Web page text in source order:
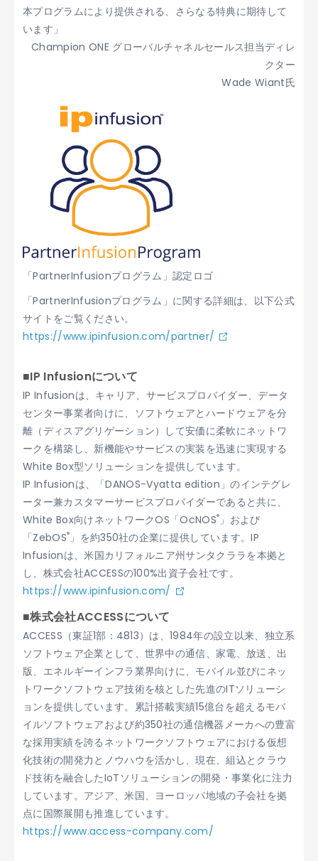
本プログラムにより提供される、さらなる特典に期待して
います」
Champion ONE グローバルチャネルセールス担当ディレ
クター
Wade Wiant氏
「PartnerInfusionプログラム」認定ロゴ
「PartnerInfusionプログラム」に関する詳細は、以下公式
サイトをご覧ください。
https://www.ipinfusion.com/partner/
■IP Infusionについて
IP Infusionは、キャリア、サービスプロバイダー、データ
センター事業者向けに、ソフトウェアとハードウェアを分
離（ディスアグリゲーション）して安価に柔軟にネットワ
ークを構築し、新機能やサービスの実装を迅速に実現する
White Box型ソリューションを提供しています。
IP Infusionは、「DANOS-Vyatta edition」のインテグレ
ーター兼カスタマーサービスプロバイダーであると共に、
White Box向けネットワークOS「OcNOS®」および
「ZebOS®」を約350社の企業に提供しています。IP
Infusionは、米国カリフォルニア州サンタクララを本拠と
し、株式会社ACCESSの100%出資子会社です。
https://www.ipinfusion.com/
■株式会社ACCESSについて
ACCESS（東証1部：4813）は、1984年の設立以来、独立系
ソフトウェア企業として、世界中の通信、家電、放送、出
版、エネルギーインフラ業界向けに、モバイル並びにネッ
トワークソフトウェア技術を核とした先進のITソリューシ
ョンを提供しています。累計搭載実績15億台を超えるモバ
イルソフトウェアおよび約350社の通信機器メーカへの豊富
な採用実績を誇るネットワークソフトウェアにおける仮想
化技術の開発力とノウハウを活かし、現在、組込とクラウ
ド技術を融合したIoTソリューションの開発・事業化に注力
しています。アジア、米国、ヨーロッパ地域の子会社を拠
点に国際展開も推進しています。
https://www.access-company.com/